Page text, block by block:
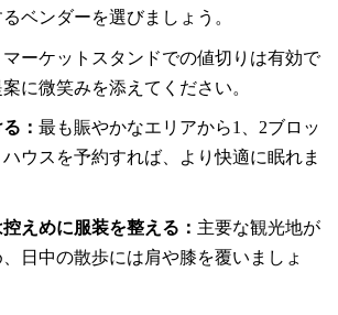
ベンダーを選びましょう。
マーケットスタンドでの値切りは有効で
に微笑みを添えてください。
： 最も賑やかなエリアから1、2ブロッ
ウスを予約すれば、より快適に眠れま
えめに服装を整える： 主要な観光地が
日中の散歩には肩や膝を覆いましょ